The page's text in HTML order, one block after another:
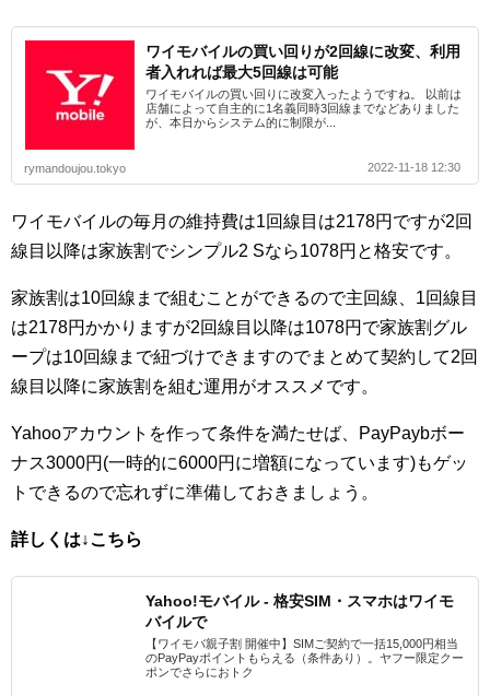
ワイモバイルの買い回りが2回線に改変、利用
者入れれば最大5回線は可能
ワイモバイルの買い回りに改変入ったようですね。 以前は
店舗によって自主的に1名義同時3回線までなどありました
が、本日からシステム的に制限が...
rymandoujou.tokyo 2022-11-18 12:30
ワイモバイルの毎月の維持費は1回線目は2178円ですが2回
線目以降は家族割でシンプル2 Sなら1078円と格安です。
家族割は10回線まで組むことができるので主回線、1回線目
は2178円かかりますが2回線目以降は1078円で家族割グル
ープは10回線まで紐づけできますのでまとめて契約して2回
線目以降に家族割を組む運用がオススメです。
Yahooアカウントを作って条件を満たせば、PayPaybボー
ナス3000円(一時的に6000円に増額になっています)もゲッ
トできるので忘れずに準備しておきましょう。
詳しくは↓こちら
Yahoo!モバイル - 格安SIM・スマホはワイモ
バイルで
【ワイモバ親子割 開催中】SIMご契約で一括15,000円相当
のPayPayポイントもらえる（条件あり）。ヤフー限定クー
ポンでさらにおトク